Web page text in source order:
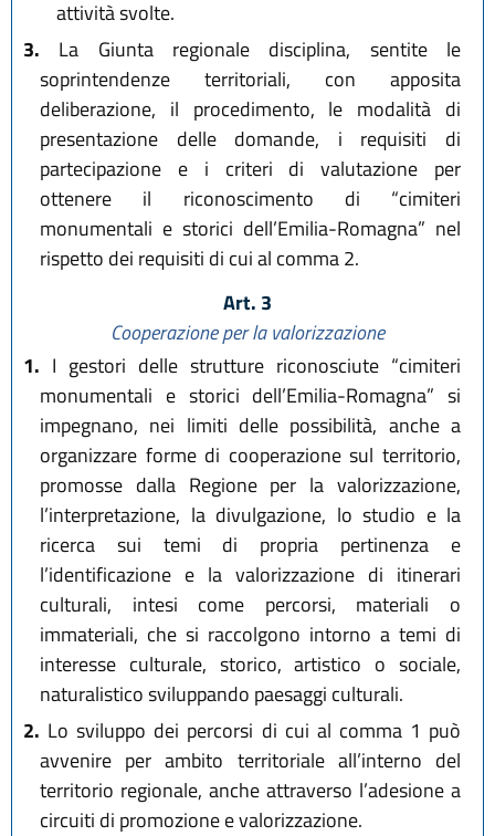
attività svolte.
3. La Giunta regionale disciplina, sentite le
soprintendenze territoriali, con apposita
deliberazione, il procedimento, le modalità di
presentazione delle domande, i requisiti di
partecipazione e i criteri di valutazione per
ottenere il riconoscimento di “cimiteri
monumentali e storici dell’Emilia-Romagna” nel
rispetto dei requisiti di cui al comma 2.
Art. 3
Cooperazione per la valorizzazione
1. I gestori delle strutture riconosciute “cimiteri
monumentali e storici dell’Emilia-Romagna” si
impegnano, nei limiti delle possibilità, anche a
organizzare forme di cooperazione sul territorio,
promosse dalla Regione per la valorizzazione,
l’interpretazione, la divulgazione, lo studio e la
ricerca sui temi di propria pertinenza e
l’identificazione e la valorizzazione di itinerari
culturali, intesi come percorsi, materiali o
immateriali, che si raccolgono intorno a temi di
interesse culturale, storico, artistico o sociale,
naturalistico sviluppando paesaggi culturali.
2. Lo sviluppo dei percorsi di cui al comma 1 può
avvenire per ambito territoriale all’interno del
territorio regionale, anche attraverso l’adesione a
circuiti di promozione e valorizzazione.